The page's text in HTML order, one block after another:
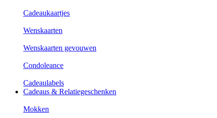
Cadeaukaartjes
Wenskaarten
Wenskaarten gevouwen
Condoleance
Cadeaulabels
Cadeaus & Relatiegeschenken
Mokken